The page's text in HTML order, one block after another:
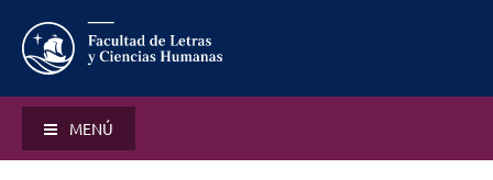
MENÚ